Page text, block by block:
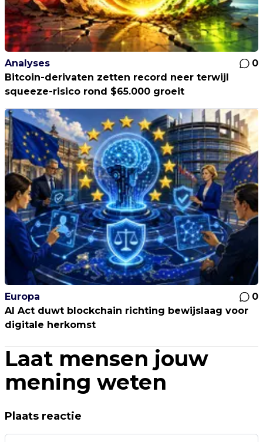
Analyses
0
Bitcoin-derivaten zetten record neer terwijl
squeeze-risico rond $65.000 groeit
Europa
0
AI Act duwt blockchain richting bewijslaag voor
digitale herkomst
Laat mensen jouw
mening weten
Plaats reactie